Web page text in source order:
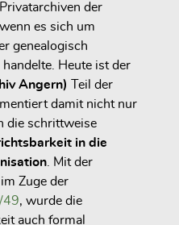
der
es sich um
genealogisch
Heute ist der
Angern)
Teil der
damit nicht nur
die schrittweise
in die
. Mit der
im Zuge der
49, wurde die
auch formal